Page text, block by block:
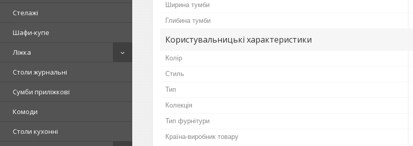
Стелажі
Шафи-купе
Ліжка
Столи журнальні
Сумби приліжкові
Комоди
Столи кухонні
Ширина тумби
Глибина тумби
Користувальницькі характеристики
Колір
Стиль
Тип
Колекція
Тип фурнітури
Країна-виробник товару